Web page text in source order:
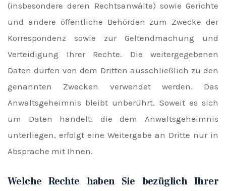
(insbesondere deren Rechtsanwälte) sowie Gerichte
und andere öffentliche Behörden zum Zwecke der
Korrespondenz sowie zur Geltendmachung und
Verteidigung Ihrer Rechte. Die weitergegebenen
Daten dürfen von dem Dritten ausschließlich zu den
genannten Zwecken verwendet werden. Das
Anwaltsgeheimnis bleibt unberührt. Soweit es sich
um Daten handelt, die dem Anwaltsgeheimnis
unterliegen, erfolgt eine Weitergabe an Dritte nur in
Absprache mit Ihnen.
Welche Rechte haben Sie bezüglich Ihrer